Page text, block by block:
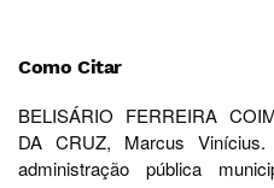
Como Citar
BELISÁRIO FERREIRA
DA CRUZ, Marcus
administração pública